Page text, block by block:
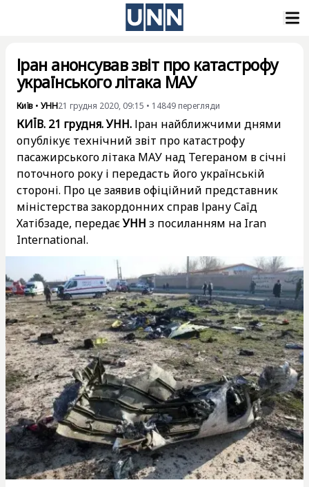
Іран анонсував звіт про катастрофу
українського літака МАУ
Київ • УНН21 грудня 2020, 09:15 • 14849 перегляди
КИЇВ. 21 грудня. УНН. Іран найближчими днями
опублікує технічний звіт про катастрофу
пасажирського літака МАУ над Тегераном в січні
поточного року і передасть його українській
стороні. Про це заявив офіційний представник
міністерства закордонних справ Ірану Саїд
Хатібзаде, передаєУНН з посиланням на Iran
International.